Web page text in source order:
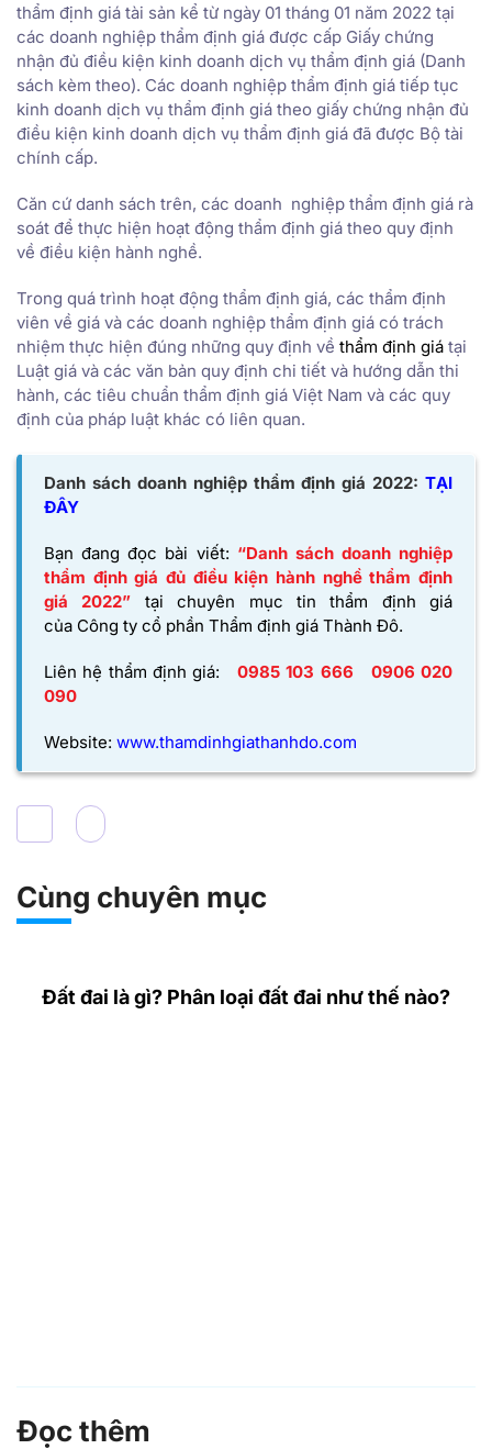
thẩm định giá tài sản kể từ ngày 01 tháng 01 năm 2022 tại
các doanh nghiệp thẩm định giá được cấp Giấy chứng
nhận đủ điều kiện kinh doanh dịch vụ thẩm định giá (Danh
sách kèm theo). Các doanh nghiệp thẩm định giá tiếp tục
kinh doanh dịch vụ thẩm định giá theo giấy chứng nhận đủ
điều kiện kinh doanh dịch vụ thẩm định giá đã được Bộ tài
chính cấp.
Căn cứ danh sách trên, các doanh nghiệp thẩm định giá rà
soát để thực hiện hoạt động thẩm định giá theo quy định
về điều kiện hành nghề.
Trong quá trình hoạt động thẩm định giá, các thẩm định
viên về giá và các doanh nghiệp thẩm định giá có trách
nhiệm thực hiện đúng những quy định về thẩm định giá tại
Luật giá và các văn bản quy định chi tiết và hướng dẫn thi
hành, các tiêu chuẩn thẩm định giá Việt Nam và các quy
định của pháp luật khác có liên quan.
Danh sách doanh nghiệp thẩm định giá 2022: TẠI
ĐÂY
Bạn đang đọc bài viết: “Danh sách doanh nghiệp
thẩm định giá đủ điều kiện hành nghề thẩm định
giá 2022”
tại chuyên mục tin thẩm định giá
của Công ty cổ phần Thẩm định giá Thành Đô.
Liên hệ thẩm định giá: 0985 103 666
0906 020
090
Website: www.thamdinhgiathanhdo.com
Cùng chuyên mục
Đất đai là gì? Phân loại đất đai như thế nào?
Đọc thêm